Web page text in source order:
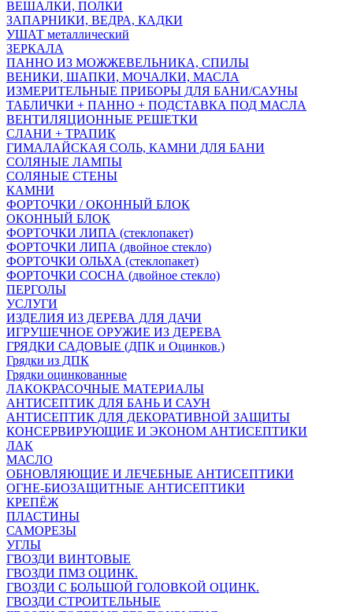
ВЕШАЛКИ, ПОЛКИ
ЗАПАРНИКИ, ВЕДРА, КАДКИ
УШАТ металлический
ЗЕРКАЛА
ПАННО ИЗ МОЖЖЕВЕЛЬНИКА, СПИЛЫ
ВЕНИКИ, ШАПКИ, МОЧАЛКИ, МАСЛА
ИЗМЕРИТЕЛЬНЫЕ ПРИБОРЫ ДЛЯ БАНИ/САУНЫ
ТАБЛИЧКИ + ПАННО + ПОДСТАВКА ПОД МАСЛА
ВЕНТИЛЯЦИОННЫЕ РЕШЕТКИ
СЛАНИ + ТРАПИК
ГИМАЛАЙСКАЯ СОЛЬ, КАМНИ ДЛЯ БАНИ
СОЛЯНЫЕ ЛАМПЫ
СОЛЯНЫЕ СТЕНЫ
КАМНИ
ФОРТОЧКИ / ОКОННЫЙ БЛОК
ОКОННЫЙ БЛОК
ФОРТОЧКИ ЛИПА (стеклопакет)
ФОРТОЧКИ ЛИПА (двойное стекло)
ФОРТОЧКИ ОЛЬХА (стеклопакет)
ФОРТОЧКИ СОСНА (двойное стекло)
ПЕРГОЛЫ
УСЛУГИ
ИЗДЕЛИЯ ИЗ ДЕРЕВА ДЛЯ ДАЧИ
ИГРУШЕЧНОЕ ОРУЖИЕ ИЗ ДЕРЕВА
ГРЯДКИ САДОВЫЕ (ДПК и Оцинков.)
Грядки из ДПК
Грядки оцинкованные
ЛАКОКРАСОЧНЫЕ МАТЕРИАЛЫ
АНТИСЕПТИК ДЛЯ БАНЬ И САУН
АНТИСЕПТИК ДЛЯ ДЕКОРАТИВНОЙ ЗАЩИТЫ
КОНСЕРВИРУЮЩИЕ И ЭКОНОМ АНТИСЕПТИКИ
ЛАК
МАСЛО
ОБНОВЛЯЮЩИЕ И ЛЕЧЕБНЫЕ АНТИСЕПТИКИ
ОГНЕ-БИОЗАЩИТНЫЕ АНТИСЕПТИКИ
КРЕПЁЖ
ПЛАСТИНЫ
САМОРЕЗЫ
УГЛЫ
ГВОЗДИ ВИНТОВЫЕ
ГВОЗДИ ПМЗ ОЦИНК.
ГВОЗДИ С БОЛЬШОЙ ГОЛОВКОЙ ОЦИНК.
ГВОЗДИ СТРОИТЕЛЬНЫЕ